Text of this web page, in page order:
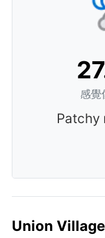
感覺
Patchy
Union Village